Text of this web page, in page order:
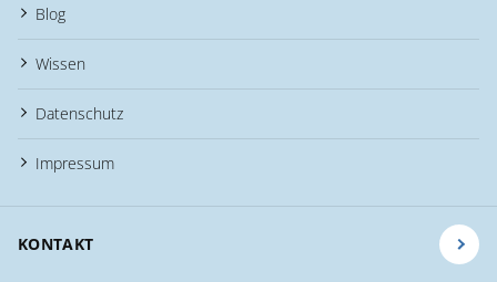
Blog
Wissen
Datenschutz
Impressum
KONTAKT